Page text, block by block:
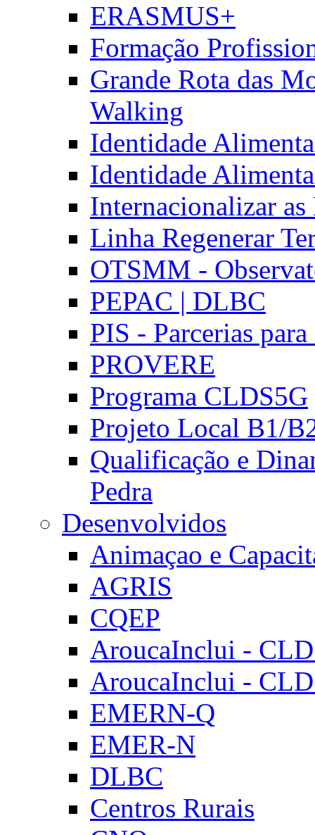
ERASMUS+
Formação
Grande Rota das
Walking
Identidade
Identidade
Internacionalizar
Linha Regenerar
OTSMM -
PEPAC | DLBC
PIS - Parcerias
PROVERE
Programa CLDS5G
Projeto Local B1/
Qualificação e
Pedra
Desenvolvidos
Animaçao e
AGRIS
CQEP
AroucaInclui -
AroucaInclui -
EMERN-Q
EMER-N
DLBC
Centros Rurais